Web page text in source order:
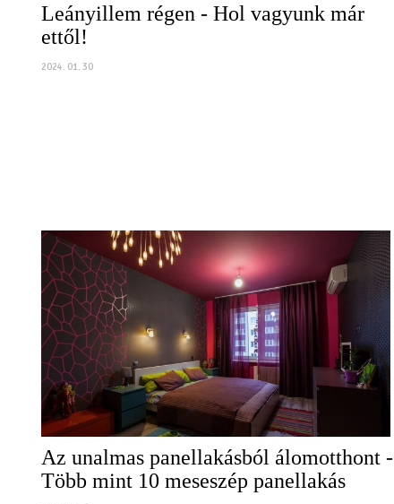
Leányillem régen - Hol vagyunk már
ettől!
2024. 01. 30
Az unalmas panellakásból álomotthont -
Több mint 10 meseszép panellakás